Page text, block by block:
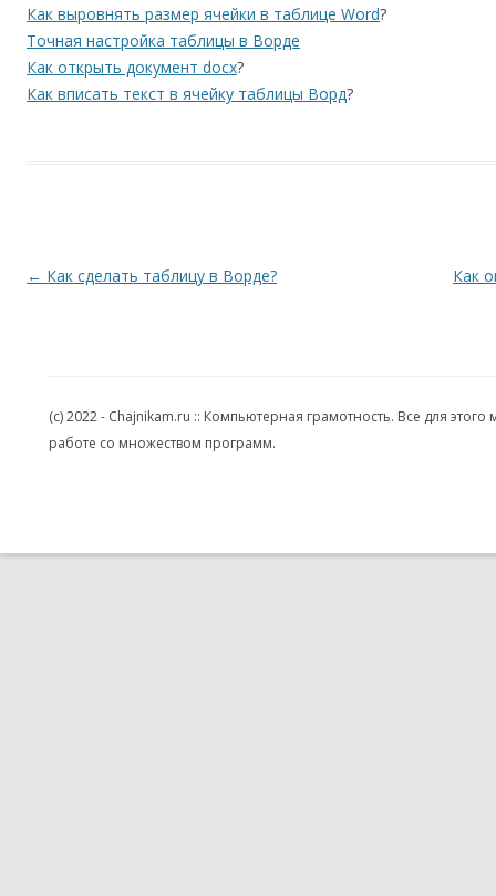
Как выровнять размер ячейки в таблице Word?
Точная настройка таблицы в Ворде
Как открыть документ docx?
Как вписать текст в ячейку таблицы Ворд?
Навигация по записям
← Как сделать таблицу в Ворде? Как
(c) 2022 - Chajnikam.ru :: Компьютерная грамотность. Все для
работе со множеством программ.